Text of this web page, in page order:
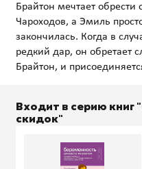
Брайтон мечтает обрести
Чароходов, а Эмиль
закончилась. Когда в
редкий дар, он обретает
Входит в серию книг
скидок"